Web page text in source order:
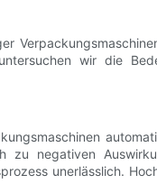
wir die
zu negativen
unerlässlich.